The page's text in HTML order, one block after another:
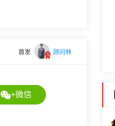
首发 顾问林
+微信